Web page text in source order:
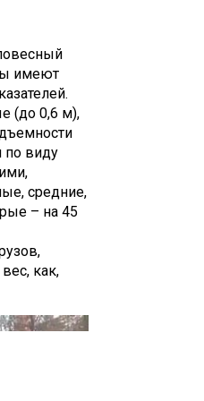
имеют
(до 0,6 м),
по виду
средние,
– на 45
как,